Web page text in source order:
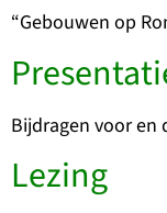
“Gebouwen op
Bijdragen voor en
Lezing